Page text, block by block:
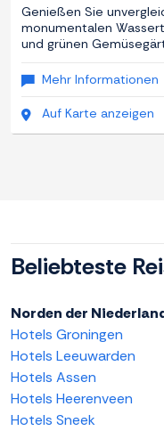
Genießen Sie
monumentalen
und grünen
Mehr Informationen
Auf Karte anzeigen
Beliebteste
Norden der
Hotels Groningen
Hotels Leeuwarden
Hotels Assen
Hotels Heerenveen
Hotels Sneek